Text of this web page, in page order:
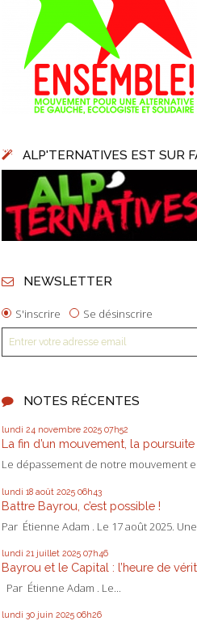
ALP'TERNATIVES EST SUR
NEWSLETTER
S'inscrire Se désinscrire
NOTES RÉCENTES
lundi 24 novembre 2025 07h52
La fin d’un mouvement, la poursuite
Le dépassement de notre mouvement
lundi 18 août 2025 06h43
Battre Bayrou, c’est possible !
Par Étienne Adam . Le 17 août 2025.
lundi 21 juillet 2025 07h46
Bayrou et le Capital : l’heure de
Par Étienne Adam . Le...
lundi 30 juin 2025 06h26